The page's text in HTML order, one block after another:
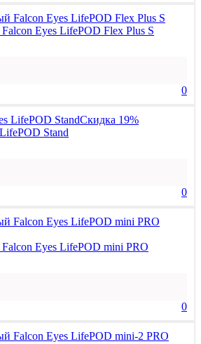
Eyes LifePOD Flex Plus S
0
Скидка 19%
Stand
0
Eyes LifePOD mini PRO
0